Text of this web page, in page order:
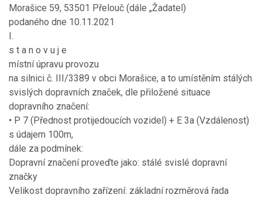
Morašice 59, 53501 Přelouč (dále „Žadatel)
podaného dne 10.11.2021
I.
s t a n o v u j e
místní úpravu provozu
na silnici č. III/3389 v obci Morašice, a to umístěním stálých
svislých dopravních značek, dle přiložené situace
dopravního značení:
• P 7 (Přednost protijedoucích vozidel) + E 3a (Vzdálenost)
s údajem 100m,
dále za podmínek:
Dopravní značení proveďte jako: stálé svislé dopravní
značky
Velikost dopravního zařízení: základní rozměrová řada